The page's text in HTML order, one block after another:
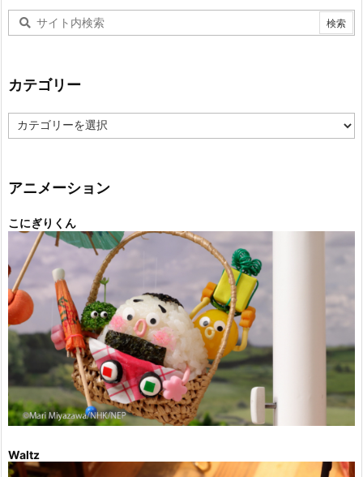
カテゴリー
テ
ー
アニメーション
こにぎりくん
Waltz